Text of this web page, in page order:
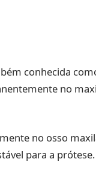
conhecida
no
no osso
para a prótese.